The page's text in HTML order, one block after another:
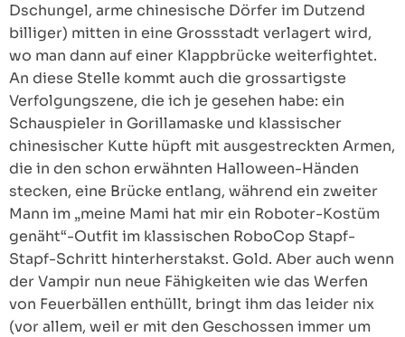
Dschungel, arme chinesische Dörfer im Dutzend
billiger) mitten in eine Grossstadt verlagert wird,
wo man dann auf einer Klappbrücke weiterfightet.
An diese Stelle kommt auch die grossartigste
Verfolgungszene, die ich je gesehen habe: ein
Schauspieler in Gorillamaske und klassischer
chinesischer Kutte hüpft mit ausgestreckten Armen,
die in den schon erwähnten Halloween-Händen
stecken, eine Brücke entlang, während ein zweiter
Mann im „meine Mami hat mir ein Roboter-Kostüm
genäht“-Outfit im klassischen RoboCop Stapf-
Stapf-Schritt hinterherstakst. Gold. Aber auch wenn
der Vampir nun neue Fähigkeiten wie das Werfen
von Feuerbällen enthüllt, bringt ihm das leider nix
(vor allem, weil er mit den Geschossen immer um